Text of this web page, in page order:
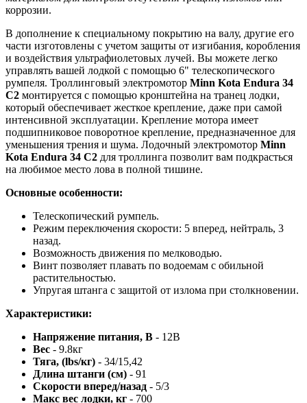
коррозии.
В дополнение к специальному покрытию на валу, другие его
части изготовлены с учетом защиты от изгибания, коробления
и воздействия ультрафиолетовых лучей. Вы можете легко
управлять вашей лодкой с помощью 6" телескопического
румпеля. Троллинговый электромотор Minn Kota Endura 34
C2 монтируется с помощью кронштейна на транец лодки,
который обеспечивает жесткое крепление, даже при самой
интенсивной эксплуатации. Крепление мотора имеет
подшипниковое поворотное крепление, предназначенное для
уменьшения трения и шума. Лодочный электромотор Minn
Kota Endura 34 C2 для троллинга позволит вам подкрасться
на любимое место лова в полной тишине.
Основные особенности:
Телескопический румпель.
Режим переключения скорости: 5 вперед, нейтраль, 3
назад.
Возможность движения по мелководью.
Винт позволяет плавать по водоемам с обильной
растительностью.
Упругая штанга с защитой от излома при столкновении.
Характеристики:
Напряжение питания, В - 12В
Вес - 9.8кг
Тяга, (lbs/кг) - 34/15,42
Длина штанги (см) - 91
Скорости вперед/назад - 5/3
Макс вес лодки, кг - 700